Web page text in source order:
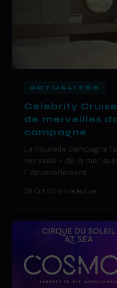
ACTUALITÉS
Celebrity
de merveilles
campagne
La nouvelle campagne
merveille » de la mer
l’ émerveillement…
29 Oct 2019 1 de lecture